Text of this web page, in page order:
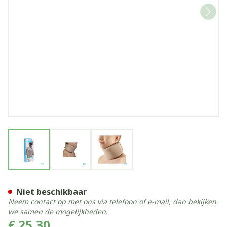
View larger imageView larger image
Niet beschikbaar
Neem contact op met ons via telefoon of e-mail, dan bekijken
we samen de mogelijkheden.